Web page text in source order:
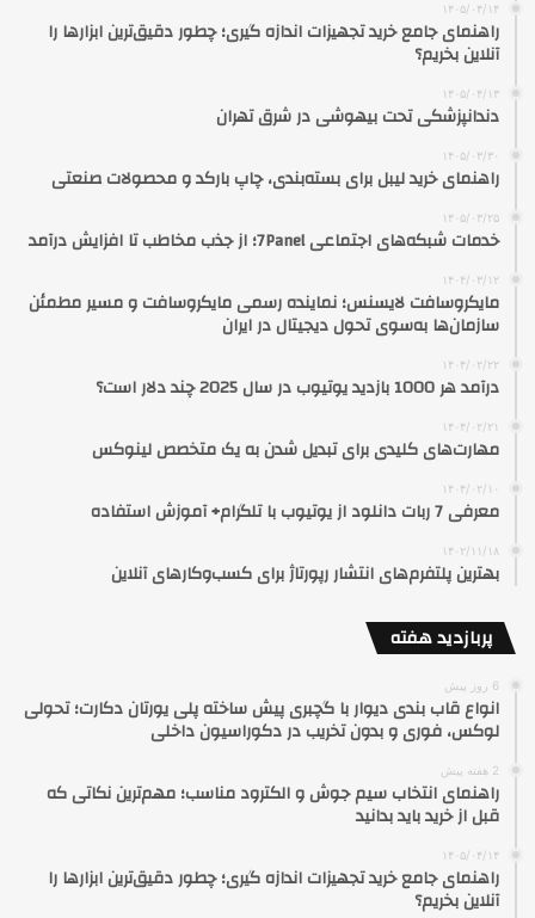
۱۴۰۵/۰۴/۱۴
راهنمای جامع خرید تجهیزات اندازه گیری؛ چطور دقیق‌ترین ابزارها را
آنلاین بخریم؟
۱۴۰۵/۰۴/۱۳
دندانپزشکی تحت بیهوشی در شرق تهران
۱۴۰۵/۰۳/۳۰
راهنمای خرید لیبل برای بسته‌بندی، چاپ بارکد و محصولات صنعتی
۱۴۰۵/۰۳/۲۵
خدمات شبکه‌های اجتماعی 7Panel؛ از جذب مخاطب تا افزایش درآمد
۱۴۰۴/۰۳/۱۲
مایکروسافت لایسنس؛ نماینده رسمی مایکروسافت و مسیر مطمئن
سازمان‌ها به‌سوی تحول دیجیتال در ایران
۱۴۰۴/۰۲/۲۲
درآمد هر 1000 بازدید یوتیوب در سال 2025 چند دلار است؟
۱۴۰۴/۰۲/۲۱
مهارت‌های کلیدی برای تبدیل شدن به یک متخصص لینوکس
۱۴۰۴/۰۲/۱۰
معرفی 7 ربات دانلود از یوتیوب با تلگرام+ آموزش استفاده
۱۴۰۲/۱۱/۱۸
بهترین پلتفرم‌های انتشار رپورتاژ برای کسب‌وکارهای آنلاین
پربازدید هفته
6 روز پیش
انواع قاب بندی دیوار با گچبری پیش ساخته پلی یورتان دکارت؛ تحولی
لوکس، فوری و بدون تخریب در دکوراسیون داخلی
2 هفته پیش
راهنمای انتخاب سیم جوش و الکترود مناسب؛ مهم‌ترین نکاتی که
قبل از خرید باید بدانید
۱۴۰۵/۰۴/۱۴
راهنمای جامع خرید تجهیزات اندازه گیری؛ چطور دقیق‌ترین ابزارها را
آنلاین بخریم؟